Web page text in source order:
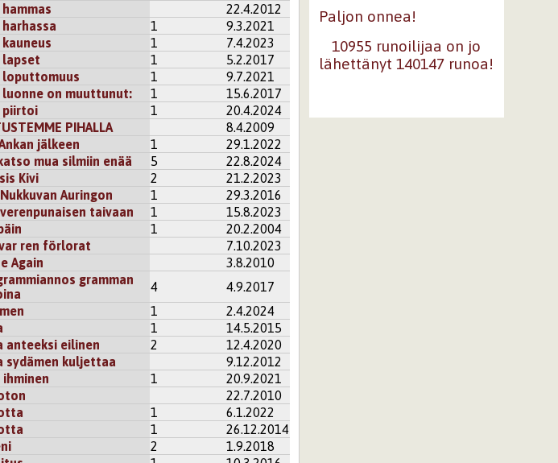
hammas
22.4.2012
harhassa 1
9.3.2021
kauneus 1
7.4.2023
lapset 1
5.2.2017
loputtomuus 1
9.7.2021
luonne on muuttunut: 1
15.6.2017
piirtoi 1
20.4.2024
PIHALLA
8.4.2009
jälkeen 1
29.1.2022
mua silmiin enää 5
22.8.2024
Kivi 2
21.2.2023
Auringon 1
29.3.2016
taivaan 1
15.8.2023
1
20.2.2004
ren förlorat
7.10.2023
Again
3.8.2010
gramman
4
4.9.2017
1
2.4.2024
1
14.5.2015
anteeksi eilinen 2
12.4.2020
sydämen kuljettaa
9.12.2012
ihminen 1
20.9.2021
22.7.2010
1
6.1.2022
1
26.12.2014
2
1.9.2018
Paljon onnea!
10955 runoilijaa on jo
lähettänyt 140147 runoa!